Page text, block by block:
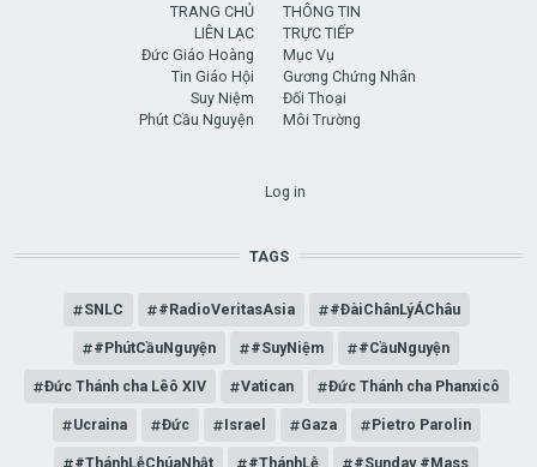
TRANG CHỦ
LIÊN LẠC
Đức Giáo Hoàng
Tin Giáo Hội
Suy Niệm
Phút Cầu Nguyện
THÔNG TIN
TRỰC TIẾP
Mục Vụ
Gương Chứng Nhân
Đối Thoại
Môi Trường
Log in
TAGS
SNLC #RadioVeritasAsia #ĐàiChânLýÁChâu
#PhútCầuNguyện #SuyNiệm #CầuNguyện
Đức Thánh cha Lêô XIV Vatican Đức Thánh cha Phanxicô
Ucraina Đức Israel Gaza Pietro Parolin
#ThánhLễChúaNhật #ThánhLễ #Sunday #Mass